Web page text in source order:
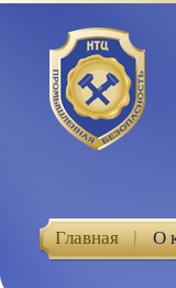
Главная О